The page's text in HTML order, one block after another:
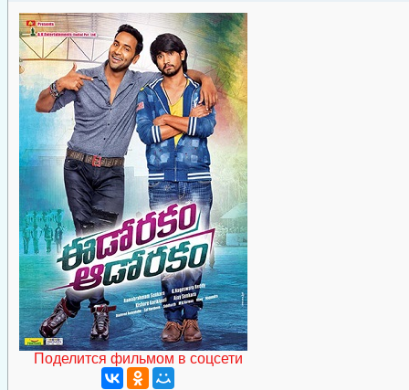
Поделится фильмом в соцсети